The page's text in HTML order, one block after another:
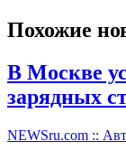
Похожие
В Москве
зарядных
NEWSru.com ::